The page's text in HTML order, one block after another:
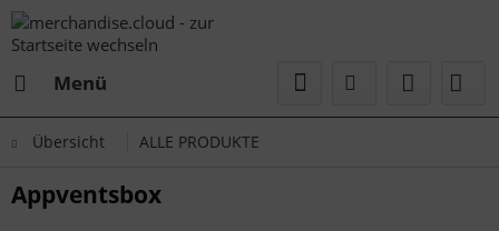
Menü
Übersicht ALLE PRODUKTE
Appventsbox